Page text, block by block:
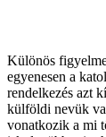
Különös
egyenesen a
rendelkezés azt
külföldi nevük
vonatkozik a mi